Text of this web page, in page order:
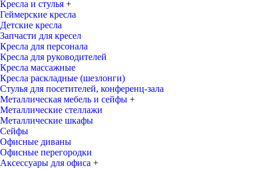
Кресла и стулья +
Геймерские кресла
Детские кресла
Запчасти для кресел
Кресла для персонала
Кресла для руководителей
Кресла массажные
Кресла раскладные (шезлонги)
Стулья для посетителей, конференц-зала
Металлическая мебель и сейфы +
Металлические стеллажи
Металлические шкафы
Сейфы
Офисные диваны
Офисные перегородки
Аксессуары для офиса +